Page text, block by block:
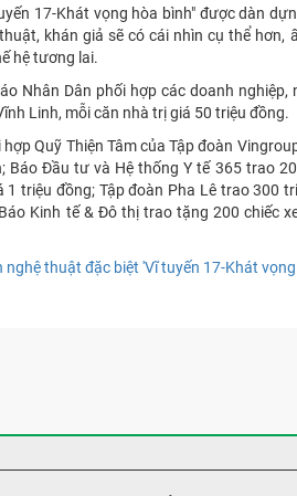
17-Khát vọng hòa bình" được dàn
khán giả sẽ có cái nhìn cụ thể hơn,
hệ tương lai.
Nhân Dân phối hợp các doanh
Linh, mỗi căn nhà trị giá 50 triệu đồng.
Quỹ Thiện Tâm của Tập đoàn
Báo Đầu tư và Hệ thống Y tế 365 trao
triệu đồng; Tập đoàn Pha Lê trao 300
Kinh tế & Đô thị trao tặng 200 chiếc
thuật đặc biệt 'Vĩ tuyến 17-Khát